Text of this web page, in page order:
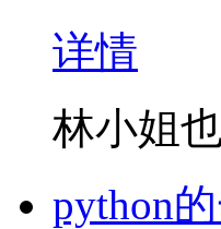
详情
林小姐
python